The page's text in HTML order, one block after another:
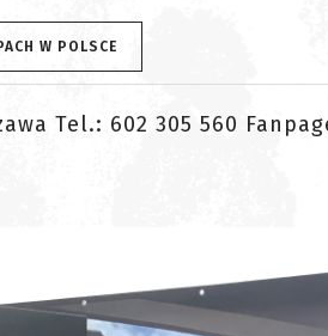
W POLSCE
Tel.: 602 305 560